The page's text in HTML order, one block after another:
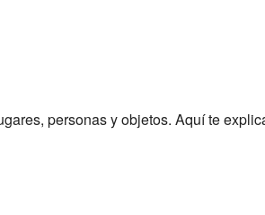
personas y objetos. Aquí te